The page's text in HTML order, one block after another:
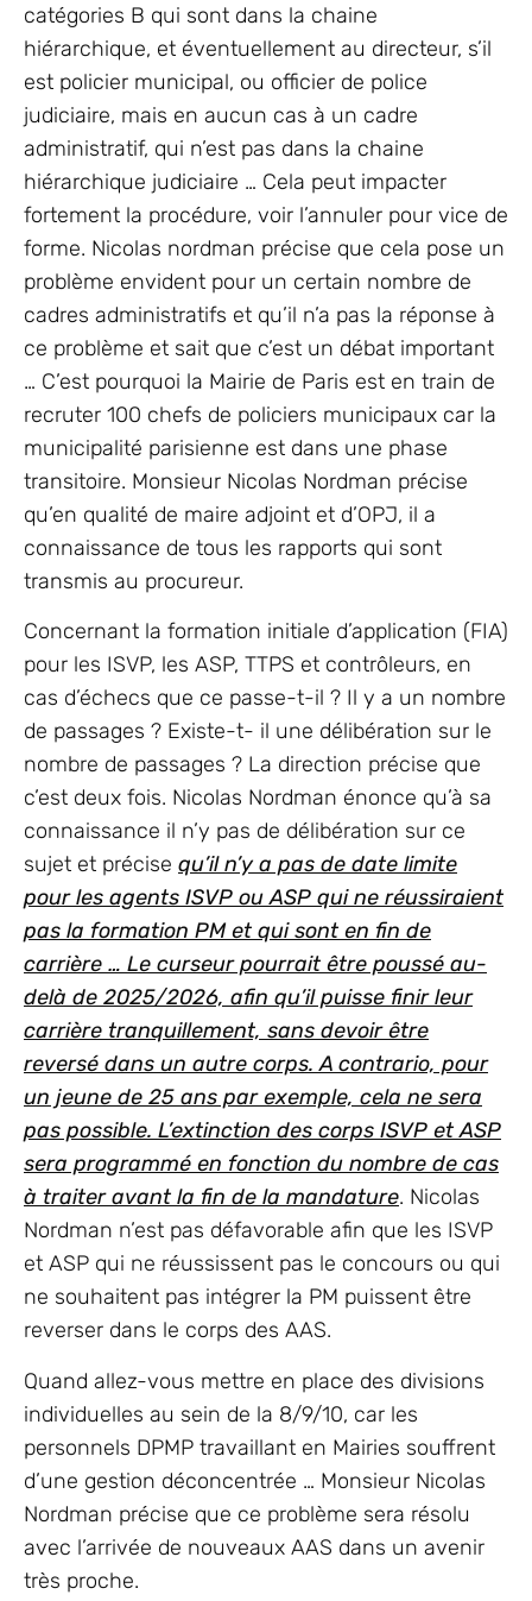
catégories B qui sont dans la chaine
hiérarchique, et éventuellement au directeur, s’il
est policier municipal, ou officier de police
judiciaire, mais en aucun cas à un cadre
administratif, qui n’est pas dans la chaine
hiérarchique judiciaire … Cela peut impacter
fortement la procédure, voir l’annuler pour vice de
forme. Nicolas nordman précise que cela pose un
problème envident pour un certain nombre de
cadres administratifs et qu’il n’a pas la réponse à
ce problème et sait que c’est un débat important
… C’est pourquoi la Mairie de Paris est en train de
recruter 100 chefs de policiers municipaux car la
municipalité parisienne est dans une phase
transitoire. Monsieur Nicolas Nordman précise
qu’en qualité de maire adjoint et d’OPJ, il a
connaissance de tous les rapports qui sont
transmis au procureur.
Concernant la formation initiale d’application (FIA)
pour les ISVP, les ASP, TTPS et contrôleurs, en
cas d’échecs que ce passe-t-il ? Il y a un nombre
de passages ? Existe-t- il une délibération sur le
nombre de passages ? La direction précise que
c’est deux fois. Nicolas Nordman énonce qu’à sa
connaissance il n’y pas de délibération sur ce
sujet et précise qu’il n’y a pas de date limite
pour les agents ISVP ou ASP qui ne réussiraient
pas la formation PM et qui sont en fin de
carrière … Le curseur pourrait être poussé au-
delà de 2025/2026, afin qu’il puisse finir leur
carrière tranquillement, sans devoir être
reversé dans un autre corps. A contrario, pour
un jeune de 25 ans par exemple, cela ne sera
pas possible. L’extinction des corps ISVP et ASP
sera programmé en fonction du nombre de cas
à traiter avant la fin de la mandature. Nicolas
Nordman n’est pas défavorable afin que les ISVP
et ASP qui ne réussissent pas le concours ou qui
ne souhaitent pas intégrer la PM puissent être
reverser dans le corps des AAS.
Quand allez-vous mettre en place des divisions
individuelles au sein de la 8/9/10, car les
personnels DPMP travaillant en Mairies souffrent
d’une gestion déconcentrée … Monsieur Nicolas
Nordman précise que ce problème sera résolu
avec l’arrivée de nouveaux AAS dans un avenir
très proche.